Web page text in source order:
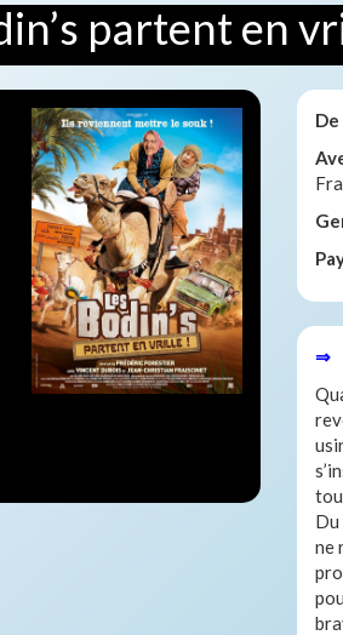
partent en
De
⇒
Du
ne